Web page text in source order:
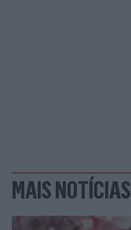
MAIS NOTÍCIAS